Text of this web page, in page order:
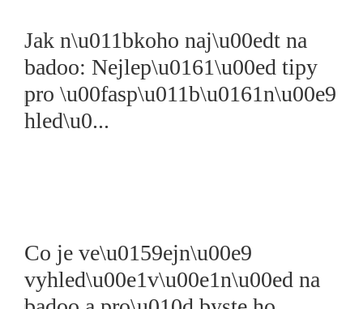
Jak n\u011bkoho naj\u00edt na
badoo: Nejlep\u0161\u00ed tipy
pro \u00fasp\u011b\u0161n\u00e9
hled\u0...
Co je ve\u0159ejn\u00e9
vyhled\u00e1v\u00e1n\u00ed na